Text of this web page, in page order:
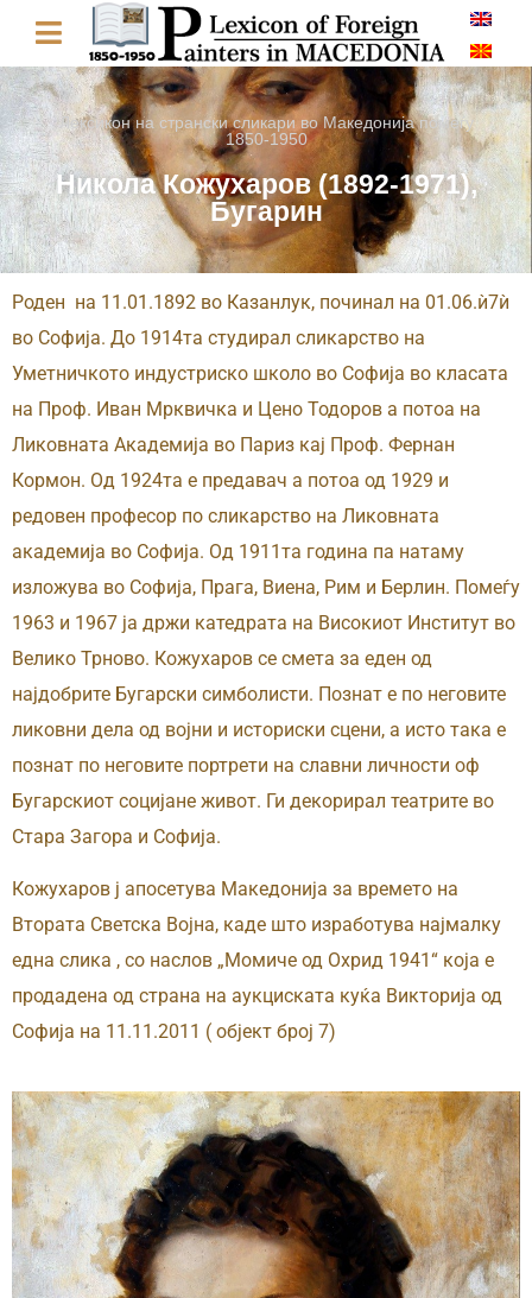
Лексикон на странски сликари во Македонија помеѓу
1850-1950
Никола Кожухаров (1892-1971),
Бугарин
Роден на 11.01.1892 во Казанлук, починал на 01.06.ѝ7ѝ
во Софија. До 1914та студирал сликарство на
Уметничкото индустриско школо во Софија во класата
на Проф. Иван Мрквичка и Цено Тодоров а потоа на
Ликовната Академија во Париз кај Проф. Фернан
Кормон. Од 1924та е предавач а потоа од 1929 и
редовен професор по сликарство на Ликовната
академија во Софија. Од 1911та година па натаму
изложува во Софија, Прага, Виена, Рим и Берлин. Помеѓу
1963 и 1967 ја држи катедрата на Високиот Институт во
Велико Трново. Кожухаров се смета за еден од
најдобрите Бугарски симболисти. Познат е по неговите
ликовни дела од војни и историски сцени, а исто така е
познат по неговите портрети на славни личности оф
Бугарскиот социјане живот. Ги декорирал театрите во
Стара Загора и Софија.
Кожухаров ј апосетува Македонија за времето на
Втората Светска Војна, каде што изработува најмалку
една слика , со наслов „Момиче од Охрид 1941“ која е
продадена од страна на аукциската куќа Викторија од
Софија на 11.11.2011 ( објект број 7)